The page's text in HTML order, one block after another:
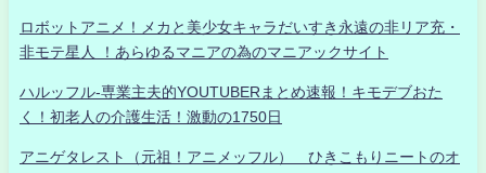
ロボットアニメ！メカと美少女キャラだいすき永遠の非リア充・
非モテ星人 ！あらゆるマニアの為のマニアックサイト
ハルッフル-専業主夫的YOUTUBERまとめ速報！キモデブおた
く！初老人の介護生活！激動の1750日
アニゲタレスト（元祖！アニメッフル） ひきこもりニートのオ